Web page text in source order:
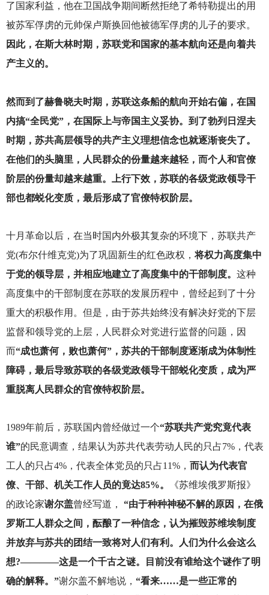
了国家利益，他在卫国战争期间断然拒绝了希特勒提出的用
被苏军俘虏的元帅保卢斯换回他被德军俘虏的儿子的要求。
因此，在斯大林时期，苏联党和国家的基本航向还是向着共
产主义的。
然而到了赫鲁晓夫时期，苏联这条船的航向开始右偏，在国
内搞“全民党”，在国际上与帝国主义妥协。到了勃列日涅夫
时期，苏共高层领导的共产主义理想信念也就逐渐丧失了。
在他们的头脑里，人民群众的份量越来越轻，而个人和官僚
阶层的份量却越来越重。上行下效，苏联的各级党政领导干
部也都蜕化变质，最后形成了官僚特权阶层。
十月革命以后，在当时国内外极其复杂的环境下，苏联共产
党(布尔什维克党)为了巩固新生的红色政权，将权力高度集中
于党的领导层，并相应地建立了高度集中的干部制度。 这种
高度集中的干部制度在苏联的发展历程中，曾经起到了十分
重大的积极作用。但是，由于苏共始终没有解决好党的下层
监督和领导党的上层，人民群众对党进行监督的问题，因
而“成也萧何，败也萧何”，苏共的干部制度逐渐成为体制性
障碍，最后导致苏联的各级党政领导干部蜕化变质，成为严
重脱离人民群众的官僚特权阶层。
1989年前后，苏联国内曾经做过一个“苏联共产党究竟代表
谁”的民意调查，结果认为苏共代表劳动人民的只占7%，代表
工人的只占4%，代表全体党员的只占11%， 而认为代表官
僚、干部、机关工作人员的竟达85%。
《苏维埃俄罗斯报》
的政论家谢尔盖曾经写道，
“由于种种神秘不解的原因，在俄
罗斯工人群众之间，酝酿了一种信念，认为摧毁苏维埃制度
并放弃与苏共的团结一致将对人们有利。人们为什么会这么
想?————这是一个千古之谜。目前没有谁给这个谜作了明
确的解释。”谢尔盖不解地说， “看来……是一些正常的